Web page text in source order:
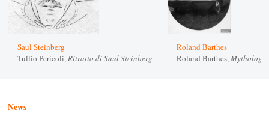
Saul Steinberg
Tullio Pericoli,Ritratto di Saul Steinberg
Roland Barthes
Roland Barthes,
News